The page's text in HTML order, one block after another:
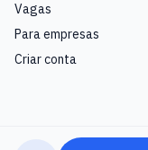
Vagas
Para empresas
Criar conta